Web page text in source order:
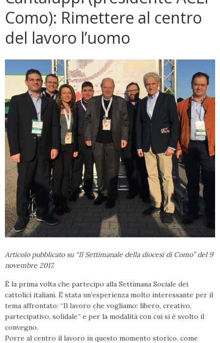
Como): Rimettere al centro
del lavoro l’uomo
Articolo pubblicato su “Il Settimanale della diocesi di Como” del 9
novembre 2017.
È la prima volta che partecipo alla Settimana Sociale dei
cattolici italiani. È stata un’esperienza molto interessante per il
tema affrontato: “Il lavoro che vogliamo: libero, creativo,
partecipativo, solidale” e per la modalità con cui si è svolto il
convegno.
Porre al centro il lavoro in questo momento storico, come